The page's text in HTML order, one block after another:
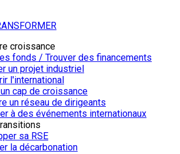
croissance
fonds / Trouver des financements
un projet industriel
l'international
cap de croissance
un réseau de dirigeants
à des événements internationaux
sa RSE
la décarbonation